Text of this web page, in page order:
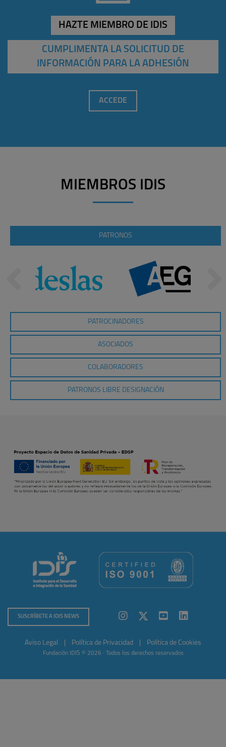
HAZTE MIEMBRO DE IDIS
CUMPLIMENTA LA SOLICITUD DE
INFORMACIÓN PARA LA ADHESIÓN
ACCEDE
MIEMBROS IDIS
PATRONOS
PATROCINADORES
ASOCIADOS
COLABORADORES
PATRONOS LIBRE DESIGNACIÓN
SUSCRÍBETE A IDIS NEWS
Aviso Legal Política de Privacidad Política de Cookies
Fundación IDIS © 2026 · Todos los derechos reservados